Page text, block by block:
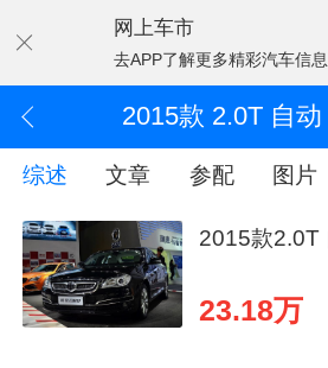
网上车市
去APP了解更多精彩汽车信息
2015款 2.0T 自动
综述 文章 参配 图片
2015款2.0T
23.18万